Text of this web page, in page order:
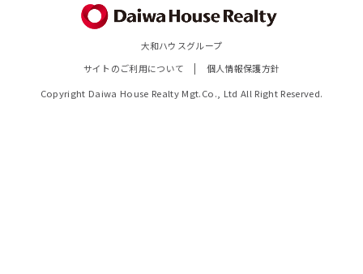
大和ハウスグループ
サイトのご利用について
個人情報保護方針
Copyright Daiwa House Realty Mgt.Co., Ltd All Right Reserved.